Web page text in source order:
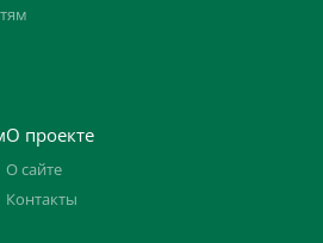
О проекте
О сайте
Контакты